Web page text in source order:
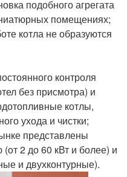
подобного агрегата
помещениях;
котла не образуются
контроля
без присмотра) и
котлы,
ухода и чистки;
представлены
2 до 60 кВт и более) и
и двухконтурные).